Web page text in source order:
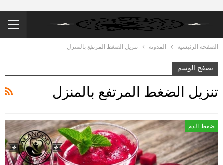
الصفحة الرئيسية المدونة تنزيل الضغط المرتفع بالمنزل
تصفح الوسم
تنزيل الضغط المرتفع بالمنزل
ضغط الدم